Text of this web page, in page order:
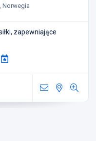
Norwegia
zapewniające